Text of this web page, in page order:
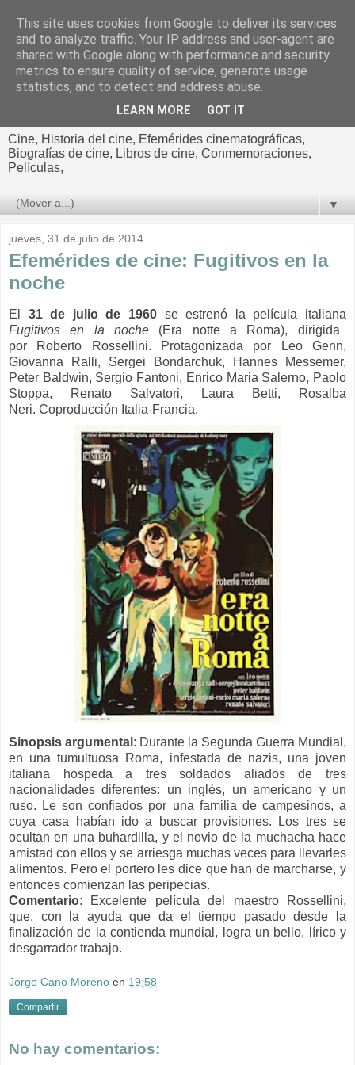
El cultural
cinematográfico de Jorge
Cine, Historia del cine, Efemérides cinematográficas,
Biografías de cine, Libros de cine, Conmemoraciones,
Películas,
▼
jueves, 31 de julio de 2014
Efemérides de cine: Fugitivos en la
noche
El 31 de julio de 1960 se estrenó la película italiana
Fugitivos en la noche (Era notte a Roma), dirigida
por Roberto Rossellini. Protagonizada por
Leo Genn,
Giovanna Ralli, Sergei Bondarchuk, Hannes Messemer,
Peter Baldwin, Sergio Fantoni, Enrico Maria Salerno, Paolo
Stoppa, Renato Salvatori, Laura Betti, Rosalba
Neri. Coproducción Italia-Francia.
Sinopsis argumental : Durante la Segunda Guerra Mundial,
en una tumultuosa Roma, infestada de nazis, una joven
italiana hospeda a tres soldados aliados de tres
nacionalidades diferentes: un inglés, un americano y un
ruso. Le son confiados por una familia de campesinos, a
cuya casa habían ido a buscar provisiones. Los tres se
ocultan en una buhardilla, y el novio de la muchacha hace
amistad con ellos y se arriesga muchas veces para llevarles
alimentos. Pero el portero les dice que han de marcharse, y
entonces comienzan las peripecias.
Comentario: Excelente película del maestro Rossellini,
que, con la ayuda que da el tiempo pasado desde la
finalización de la contienda mundial, logra un bello, lírico y
desgarrador trabajo.
Jorge Cano Moreno en 19:58
Compartir
No hay comentarios:
This site uses cookies from Google to deliver its services
and to analyze traffic. Your IP address and user-agent are
shared with Google along with performance and security
metrics to ensure quality of service, generate usage
statistics, and to detect and address abuse.
LEARN MORE GOT IT